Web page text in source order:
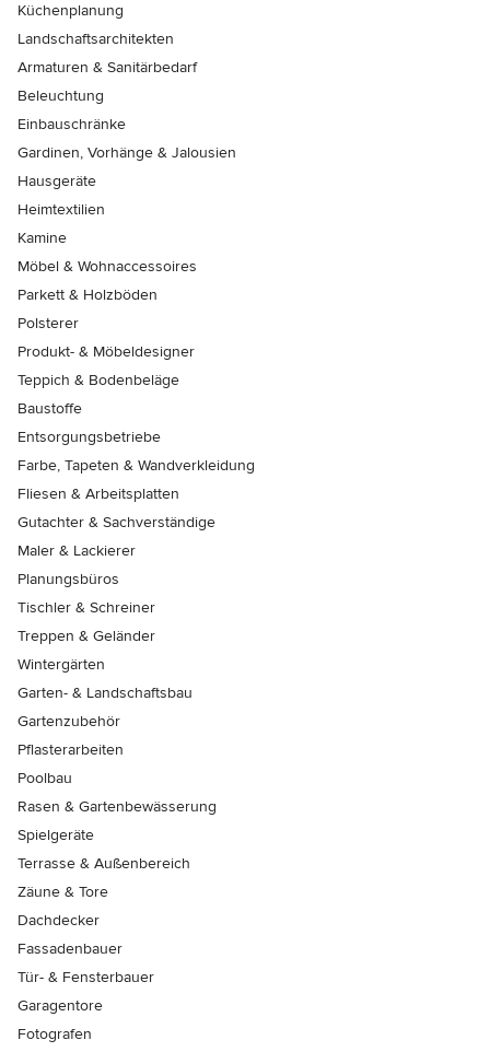
Küchenplanung
Landschaftsarchitekten
Armaturen & Sanitärbedarf
Beleuchtung
Einbauschränke
Gardinen, Vorhänge & Jalousien
Hausgeräte
Heimtextilien
Kamine
Möbel & Wohnaccessoires
Parkett & Holzböden
Polsterer
Produkt- & Möbeldesigner
Teppich & Bodenbeläge
Baustoffe
Entsorgungsbetriebe
Farbe, Tapeten & Wandverkleidung
Fliesen & Arbeitsplatten
Gutachter & Sachverständige
Maler & Lackierer
Planungsbüros
Tischler & Schreiner
Treppen & Geländer
Wintergärten
Garten- & Landschaftsbau
Gartenzubehör
Pflasterarbeiten
Poolbau
Rasen & Gartenbewässerung
Spielgeräte
Terrasse & Außenbereich
Zäune & Tore
Dachdecker
Fassadenbauer
Tür- & Fensterbauer
Garagentore
Fotografen